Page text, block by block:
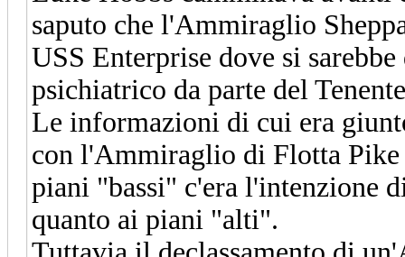
saputo che l'Ammiraglio
USS Enterprise dove si
psichiatrico da parte del
Le informazioni di cui era
con l'Ammiraglio di Flotta Pike
piani "bassi" c'era l'intenzione
quanto ai piani "alti".